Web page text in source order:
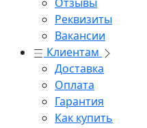
Реквизиты
Вакансии
Клиентам
Доставка
Оплата
Гарантия
Как купить